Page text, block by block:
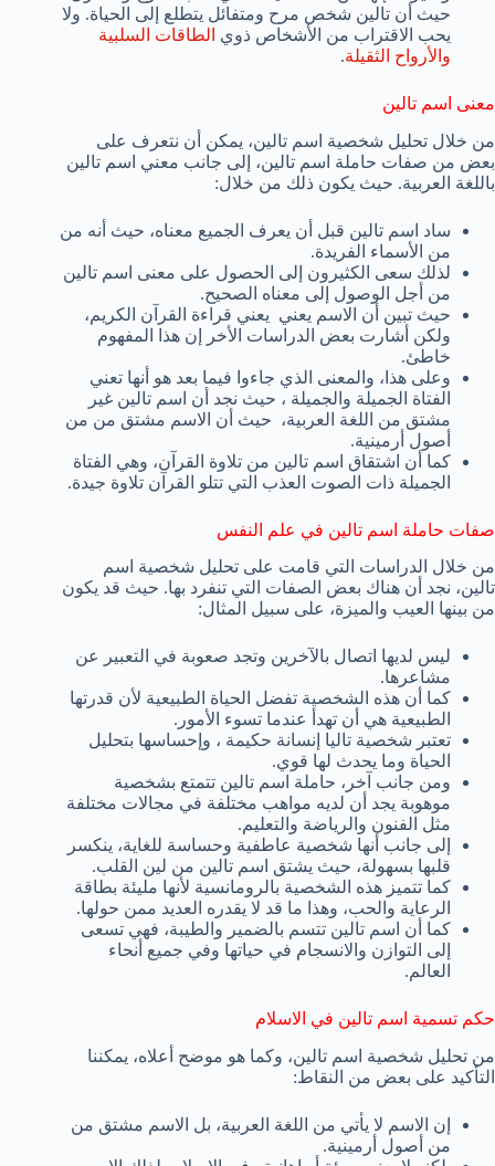
حيث أن تالين شخص مرح ومتفائل يتطلع إلى الحياة. ولا
يحب الاقتراب من الأشخاص ذوي الطاقات السلبية
والأرواح الثقيلة.
معنى اسم تالين
من خلال تحليل شخصية اسم تالين، يمكن أن نتعرف على
بعض من صفات حاملة اسم تالين، إلى جانب معني اسم تالين
باللغة العربية. حيث يكون ذلك من خلال:
ساد اسم تالين قبل أن يعرف الجميع معناه، حيث أنه من
من الأسماء الفريدة.
لذلك سعى الكثيرون إلى الحصول على معنى اسم تالين
من أجل الوصول إلى معناه الصحيح.
حيث تبين أن الاسم يعني يعني قراءة القرآن الكريم،
ولكن أشارت بعض الدراسات الأخر إن هذا المفهوم
خاطئ.
وعلى هذا، والمعنى الذي جاءوا فيما بعد هو أنها تعني
الفتاة الجميلة والجميلة ، حيث نجد أن اسم تالين غير
مشتق من اللغة العربية، حيث أن الاسم مشتق من من
أصول أرمينية.
كما أن اشتقاق اسم تالين من تلاوة القرآن، وهي الفتاة
الجميلة ذات الصوت العذب التي تتلو القرآن تلاوة جيدة.
صفات حاملة اسم تالين في علم النفس
من خلال الدراسات التي قامت على تحليل شخصية اسم
تالين، نجد أن هناك بعض الصفات التي تنفرد بها. حيث قد يكون
من بينها العيب والميزة، على سبيل المثال:
ليس لديها اتصال بالآخرين وتجد صعوبة في التعبير عن
مشاعرها.
كما أن هذه الشخصية تفضل الحياة الطبيعية لأن قدرتها
الطبيعية هي أن تهدأ عندما تسوء الأمور.
تعتبر شخصية تاليا إنسانة حكيمة ، وإحساسها بتحليل
الحياة وما يحدث لها قوي.
ومن جانب آخر، حاملة اسم تالين تتمتع بشخصية
موهوبة يجد أن لديه مواهب مختلفة في مجالات مختلفة
مثل الفنون والرياضة والتعليم.
إلى جانب أنها شخصية عاطفية وحساسة للغاية، ينكسر
قلبها بسهولة، حيث يشتق اسم تالين من لين القلب.
كما تتميز هذه الشخصية بالرومانسية لأنها مليئة بطاقة
الرعاية والحب، وهذا ما قد لا يقدره العديد ممن حولها.
كما أن اسم تالين تتسم بالضمير والطيبة، فهي تسعى
إلى التوازن والانسجام في حياتها وفي جميع أنحاء
العالم.
حكم تسمية اسم تالين في الاسلام
من تحليل شخصية اسم تالين، وكما هو موضح أعلاه، يمكننا
التأكيد على بعض من النقاط:
إن الاسم لا يأتي من اللغة العربية، بل الاسم مشتق من
من أصول أرمينية.